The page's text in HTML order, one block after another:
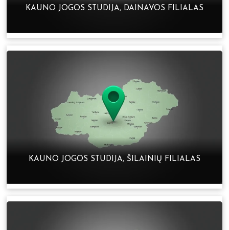
KAUNO JOGOS STUDIJA, DAINAVOS FILIALAS
KAUNO JOGOS STUDIJA, ŠILAINIŲ FILIALAS